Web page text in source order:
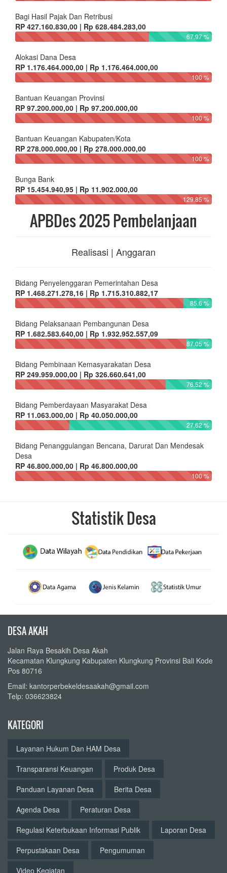
Bagi Hasil Pajak Dan Retribusi
RP 427.160.830,00 | Rp 628.484.283,00
67.97 %
Alokasi Dana Desa
RP 1.176.464.000,00 | Rp 1.176.464.000,00
100 %
Bantuan Keuangan Provinsi
RP 97.200.000,00 | Rp 97.200.000,00
100 %
Bantuan Keuangan Kabupaten/Kota
RP 278.000.000,00 | Rp 278.000.000,00
100 %
Bunga Bank
RP 15.454.940,95 | Rp 11.902.000,00
129.85 %
APBDes 2025 Pembelanjaan
Realisasi | Anggaran
Bidang Penyelenggaran Pemerintahan Desa
RP 1.468.271.278,16 | Rp 1.715.310.882,17
85.6 %
Bidang Pelaksanaan Pembangunan Desa
RP 1.682.583.640,00 | Rp 1.932.952.557,09
87.05 %
Bidang Pembinaan Kemasyarakatan Desa
RP 249.959.000,00 | Rp 326.660.641,00
76.52 %
Bidang Pemberdayaan Masyarakat Desa
RP 11.063.000,00 | Rp 40.050.000,00
27.62 %
Bidang Penanggulangan Bencana, Darurat Dan Mendesak
Desa
RP 46.800.000,00 | Rp 46.800.000,00
100 %
Statistik Desa
DESA AKAH
Jalan Raya Besakih Desa Akah
Kecamatan Klungkung Kabupaten Klungkung Provinsi Bali Kode
Pos 80716
Email: kantorperbekeldesaakah@gmail.com
Telp: 036623824
KATEGORI
Layanan Hukum Dan HAM Desa
Transparansi Keuangan
Produk Desa
Panduan Layanan Desa
Berita Desa
Agenda Desa
Peraturan Desa
Regulasi Keterbukaan Informasi Publik
Laporan Desa
Perpustakaan Desa
Pengumuman
Video Kegiatan